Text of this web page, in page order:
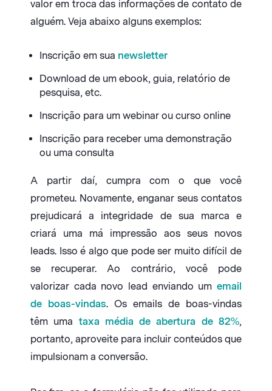
valor em troca das informações de contato de
alguém. Veja abaixo alguns exemplos:
Inscrição em sua newsletter
Download de um ebook, guia, relatório de
pesquisa, etc.
Inscrição para um webinar ou curso online
Inscrição para receber uma demonstração
ou uma consulta
A partir daí, cumpra com o que você
prometeu. Novamente, enganar seus contatos
prejudicará a integridade de sua marca e
criará uma má impressão aos seus novos
leads. Isso é algo que pode ser muito difícil de
se recuperar. Ao contrário, você pode
valorizar cada novo lead enviando um email
de boas-vindas. Os emails de boas-vindas
têm uma taxa média de abertura de 82%,
portanto, aproveite para incluir conteúdos que
impulsionam a conversão.